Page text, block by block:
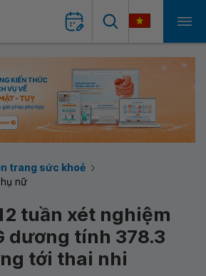
trang sức khoẻ
nữ
tuần xét nghiệm
dương tính 378.3
tới thai nhi